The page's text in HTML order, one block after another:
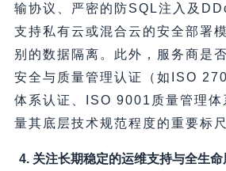
输协议、严密的防SQL注入及
支持私有云或混合云的安全部署
别的数据隔离。此外，服务商是
安全与质量管理认证（如ISO
体系认证、ISO 9001质量管理体
量其底层技术规范程度的重要标尺
4. 关注长期稳定的运维支持与全生